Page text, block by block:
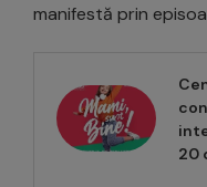
manifestă prin
20